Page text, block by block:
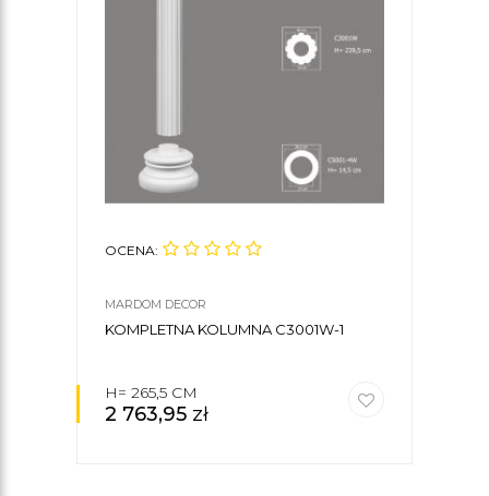
OCENA:
MARDOM DECOR
KOMPLETNA KOLUMNA C3001W-1
H= 265,5 CM
2 763,95 zł